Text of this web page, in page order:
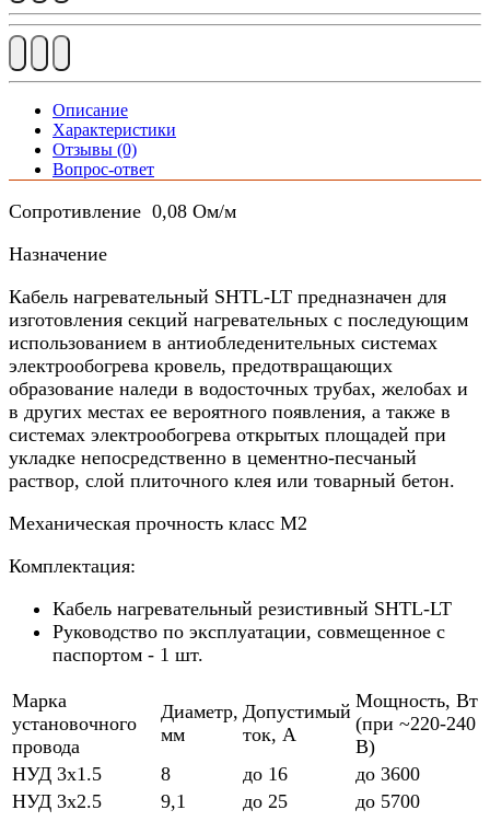
Описание
Характеристики
Отзывы (0)
Вопрос-ответ
Сопротивление 0,08 Ом/м
Назначение
Кабель нагревательный SHTL-LT предназначен для
изготовления секций нагревательных с последующим
использованием в антиобледенительных системах
электрообогрева кровель, предотвращающих
образование наледи в водосточных трубах, желобах и
в других местах ее вероятного появления, а также в
системах электрообогрева открытых площадей при
укладке непосредственно в цементно-песчаный
раствор, слой плиточного клея или товарный бетон.
Механическая прочность класс М2
Комплектация:
Кабель нагревательный резистивный SHTL-LT
Руководство по эксплуатации, совмещенное с
паспортом - 1 шт.
Марка
установочного
провода
Диаметр,
мм
Допустимый
ток, А
Мощность, Вт
(при ~220-240
В)
НУД 3х1.5
8 до 16
до 3600
НУД 3х2.5
9,1 до 25 до 5700